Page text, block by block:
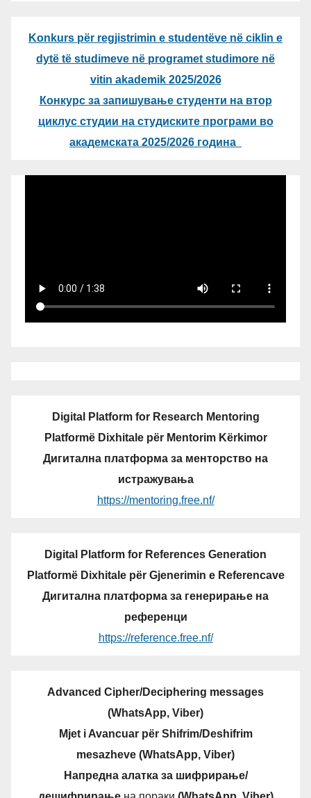
Konkurs për regjistrimin e studentëve në ciklin e
dytë të studimeve në programet studimore në
vitin akademik 2025/2026
Конкурс за запишување студенти на втор
циклус студии на студиските програми во
академската 2025/2026 година
Digital Platform for Research Mentoring
Platformë Dixhitale për Mentorim Kërkimor
Дигитална платформа за менторство на
истражувања
https://mentoring.free.nf/
Digital Platform for References Generation
Platformë Dixhitale për Gjenerimin e Referencave
Дигитална платформа за генерирање на
референци
https://reference.free.nf/
Advanced Cipher/Deciphering messages
(WhatsApp, Viber)
Mjet i Avancuar për Shifrim/Deshifrim
mesazheve (WhatsApp, Viber)
Напредна алатка за шифрирање/